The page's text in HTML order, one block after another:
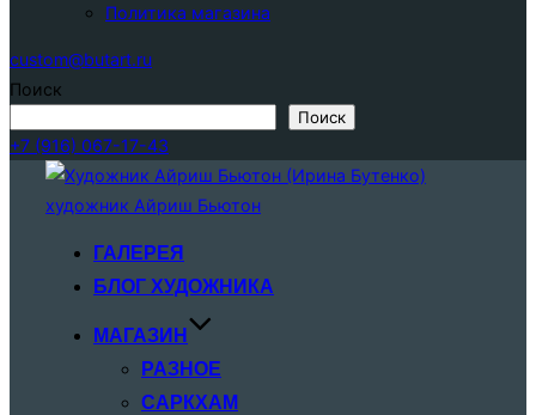
Политика магазина
custom@butart.ru
Поиск
Поиск
+7 (916) 067-17-43
Перейти
ГАЛЕРЕЯ
БЛОГ ХУДОЖНИКА
МАГАЗИН
РАЗНОЕ
САРКХАМ